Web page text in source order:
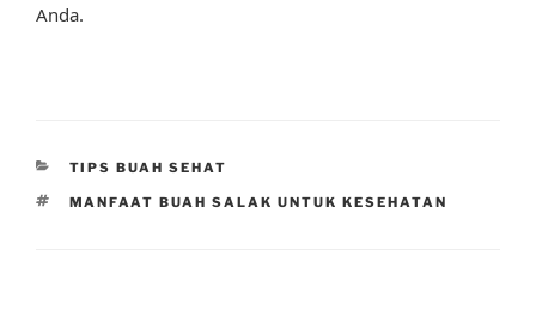
Anda.
CATEGORIES
TIPS BUAH SEHAT
TAGS
MANFAAT BUAH SALAK UNTUK KESEHATAN